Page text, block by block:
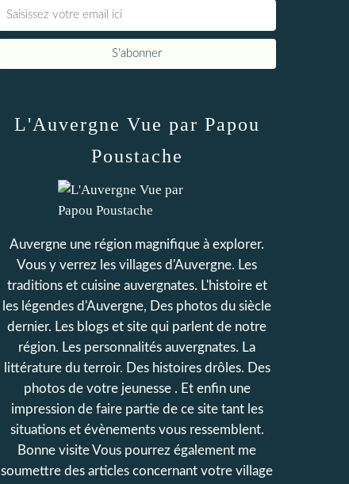
L'Auvergne Vue par Papou
Poustache
Auvergne une région magnifique à explorer.
Vous y verrez les villages d'Auvergne. Les
traditions et cuisine auvergnates. L'histoire et
les légendes d'Auvergne, Des photos du siècle
dernier. Les blogs et site qui parlent de notre
région. Les personnalités auvergnates. La
littérature du terroir. Des histoires drôles. Des
photos de votre jeunesse . Et enfin une
impression de faire partie de ce site tant les
situations et évènements vous ressemblent.
Bonne visite Vous pourrez également me
soumettre des articles concernant votre village